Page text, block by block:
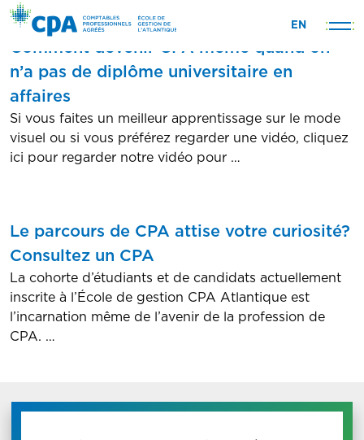
Skip
to
EN
Comment devenir CPA même quand on
n’a pas de diplôme universitaire en
affaires
Si vous faites un meilleur apprentissage sur le mode
visuel ou si vous préférez regarder une vidéo, cliquez
ici pour regarder notre vidéo pour …
Le parcours de CPA attise votre curiosité?
Consultez un CPA
La cohorte d’étudiants et de candidats actuellement
inscrite à l’École de gestion CPA Atlantique est
l’incarnation même de l’avenir de la profession de
CPA. …